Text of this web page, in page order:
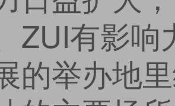
ZUI有影
的举办地